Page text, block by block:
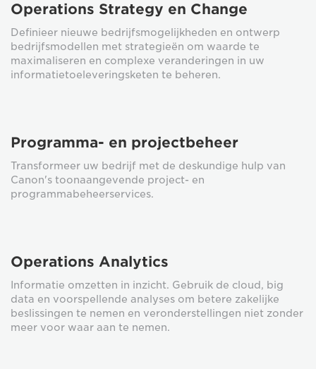
Operations Strategy en Change
Definieer nieuwe bedrijfsmogelijkheden en ontwerp
bedrijfsmodellen met strategieën om waarde te
maximaliseren en complexe veranderingen in uw
informatietoeleveringsketen te beheren.
Programma- en projectbeheer
Transformeer uw bedrijf met de deskundige hulp van
Canon's toonaangevende project- en
programmabeheerservices.
Operations Analytics
Informatie omzetten in inzicht. Gebruik de cloud, big
data en voorspellende analyses om betere zakelijke
beslissingen te nemen en veronderstellingen niet zonder
meer voor waar aan te nemen.